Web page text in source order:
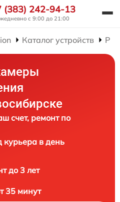
(383) 242-94-13
с 9:00 до 21:00
Каталог устройств
счет, ремонт по
курьера в день
до 3 лет
35 минут